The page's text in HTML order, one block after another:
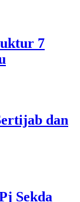
7
dan
Sekda